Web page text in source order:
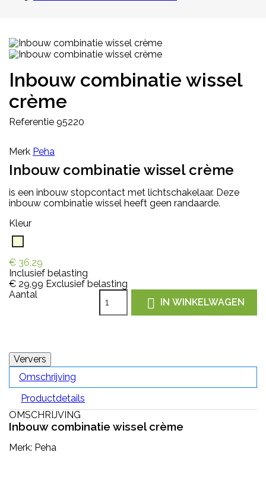
Inbouw combinatie wissel
crème
Referentie 95220
Merk Peha
Inbouw combinatie wissel crème
is een inbouw stopcontact met lichtschakelaar. Deze
inbouw combinatie wissel heeft geen randaarde.
Kleur
€ 36,29
Inclusief belasting
€ 29,99 Exclusief belasting
Aantal
 IN WINKELWAGEN
Omschrijving
Productdetails
OMSCHRIJVING
Inbouw combinatie wissel crème
Merk: Peha